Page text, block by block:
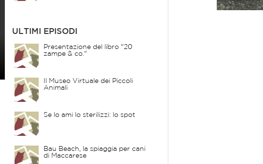
ULTIMI EPISODI
Presentazione del libro "20
zampe & co."
Il Museo Virtuale dei Piccoli
Animali
Se lo ami lo sterilizzi: lo spot
Bau Beach, la spiaggia per cani
di Maccarese